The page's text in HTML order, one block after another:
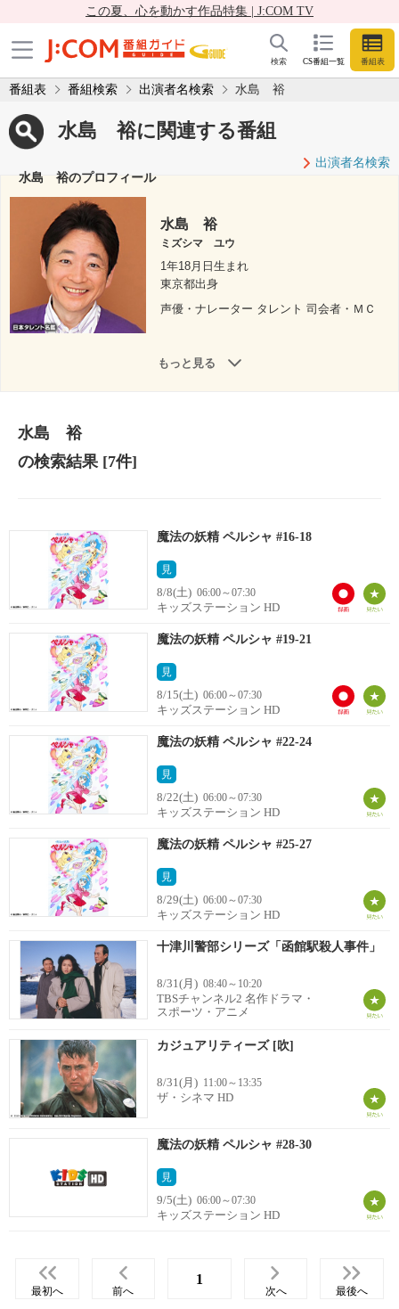
この夏、心を動かす作品特集 | J:COM TV
CS番組一覧 番組表
検索
番組表 番組検索 出演者名検索 水島 裕
水島 裕に関連する番組
出演者名検索
水島 裕のプロフィール
水島 裕
ミズシマ ユウ
1年18月日生まれ
東京都出身
声優・ナレーター タレント 司会者・ＭＣ
もっと見る
水島 裕
の検索結果[7件]
魔法の妖精 ペルシャ #16-18
見
8/8(土) 06:00～07:30
キッズステーション HD
魔法の妖精 ペルシャ #19-21
見
8/15(土) 06:00～07:30
キッズステーション HD
魔法の妖精 ペルシャ #22-24
見
8/22(土) 06:00～07:30
キッズステーション HD
魔法の妖精 ペルシャ #25-27
見
8/29(土) 06:00～07:30
キッズステーション HD
十津川警部シリーズ「函館駅殺人事件」
8/31(月) 08:40～10:20
TBSチャンネル2 名作ドラマ・
スポーツ・アニメ
カジュアリティーズ [吹]
8/31(月) 11:00～13:35
ザ・シネマ HD
魔法の妖精 ペルシャ #28-30
見
9/5(土) 06:00～07:30
キッズステーション HD
最初へ 前へ
1
次へ 最後へ